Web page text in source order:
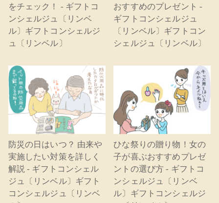
をチェック！ - ギフトコ
ンシェルジュ〔リンベ
ル〕ギフトコンシェルジ
ュ〔リンベル〕
おすすめのプレゼント -
ギフトコンシェルジュ
〔リンベル〕ギフトコン
シェルジュ〔リンベル〕
防災の日はいつ？ 由来や
実施したい対策を詳しく
解説 - ギフトコンシェル
ジュ〔リンベル〕ギフト
コンシェルジュ〔リンベ
ひな祭りの贈り物！女の
子が喜ぶおすすめプレゼ
ントの選び方 - ギフトコ
ンシェルジュ〔リンベ
ル〕ギフトコンシェルジ